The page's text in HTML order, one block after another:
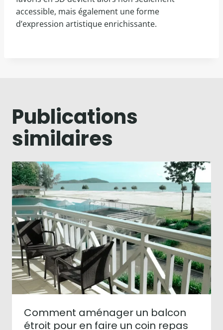
accessible, mais également une forme
d’expression artistique enrichissante.
Publications
similaires
Comment aménager un balcon
étroit pour en faire un coin repas